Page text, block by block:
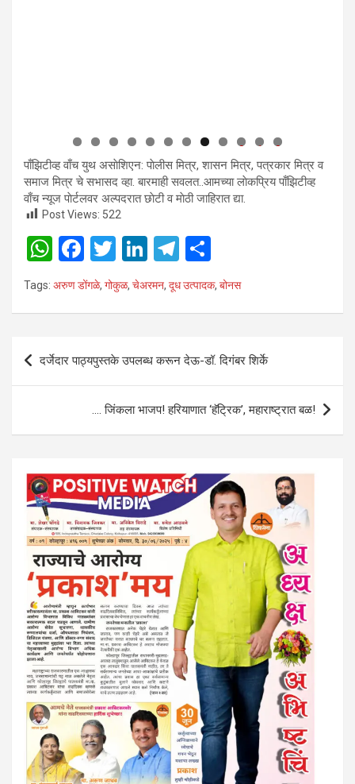
0 1
2
पाँझिटीव्ह वाँच युथ असाेशिएन: पाेलीस मित्र, शासन मित्र, पत्रकार मित्र व
समाज मित्र चे सभासद व्हा. बारमाही सवलत..आमच्या लाेकप्रिय पाँझिटीव्ह
वाँच न्यूज पाेर्टलवर अल्पदरात छाेटी व माेठी जाहिरात द्या.
Post Views: 522
W
h
at
A
p
F
a
ce
o
o
T
wi
tt
Li
n
ke
n
T
el
e
a
m
h
ar
Tags: अरुण डोंगळे, गोकुळ, चेअरमन, दूध उत्पादक, बोनस
Post
navigation
दर्जेदार पाठ्यपुस्तके उपलब्ध करून देऊ-डॉ. दिगंबर शिर्के
…. जिंकला भाजप! हरियाणात ‘हॅट्रिक’, महाराष्ट्रात बळ!